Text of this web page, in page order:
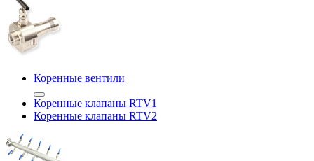
Коренные вентили
Коренные клапаны RTV1
Коренные клапаны RTV2